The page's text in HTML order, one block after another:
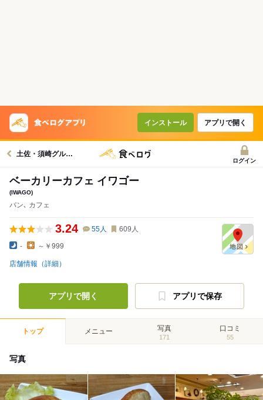
インストール アプリで開く
土佐・須崎グルメへ
ログイン
ベーカリーカフェ イワゴー
(IWAGO)
パン､ カフェ
3.24 55人 609 人
- ～￥999
店舗情報（詳細）
アプリで開く アプリで保存
トップ メニュー 写真
171
口コミ
55
写真